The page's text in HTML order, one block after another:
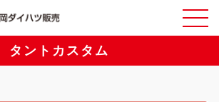
タントカスタム